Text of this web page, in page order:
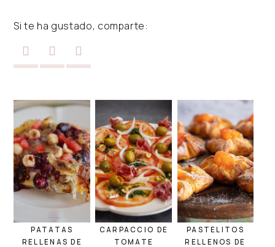
Si te ha gustado, comparte:
PATATAS
RELLENAS DE
CARPACCIO DE
TOMATE
PASTELITOS
RELLENOS DE